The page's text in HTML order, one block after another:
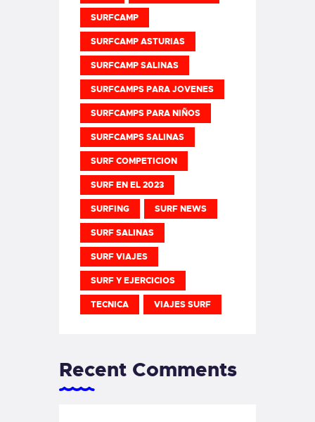
SURFCAMP
SURFCAMP ASTURIAS
SURFCAMP SALINAS
SURFCAMPS PARA JOVENES
SURFCAMPS PARA NIÑOS
SURFCAMPS SALINAS
SURF COMPETICION
SURF EN EL 2023
SURFING SURF NEWS
SURF SALINAS
SURF VIAJES
SURF Y EJERCICIOS
TECNICA VIAJES SURF
Recent Comments